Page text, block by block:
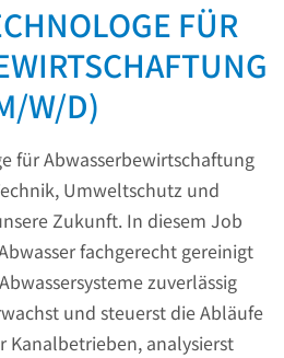
FÜR
W/D)
für Abwasserbewirtschaftung
Umweltschutz und
Zukunft. In diesem Job
fachgerecht gereinigt
zuverlässig
und steuerst die Abläufe
Kanalbetrieben, analysierst